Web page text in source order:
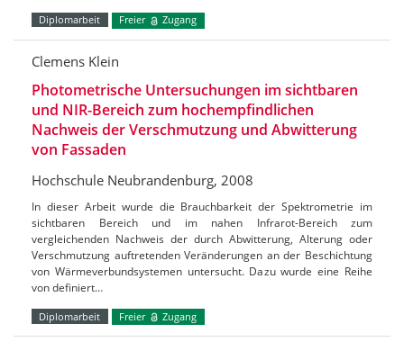
Diplomarbeit Freier Zugang
Clemens Klein
Photometrische Untersuchungen im sichtbaren
und NIR-Bereich zum hochempfindlichen
Nachweis der Verschmutzung und Abwitterung
von Fassaden
Hochschule Neubrandenburg, 2008
In dieser Arbeit wurde die Brauchbarkeit der Spektrometrie im
sichtbaren Bereich und im nahen Infrarot-Bereich zum
vergleichenden Nachweis der durch Abwitterung, Alterung oder
Verschmutzung auftretenden Veränderungen an der Beschichtung
von Wärmeverbundsystemen untersucht. Dazu wurde eine Reihe
von definiert…
Diplomarbeit Freier Zugang